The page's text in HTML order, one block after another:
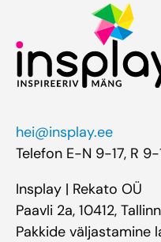
hei@insplay.ee
Telefon E-N 9-17, R 9-
Insplay | Rekato OÜ
Paavli 2a, 10412,
Pakkide väljastamine